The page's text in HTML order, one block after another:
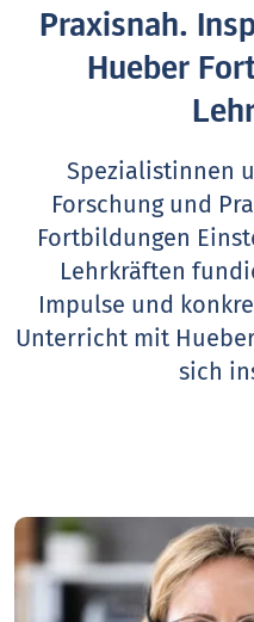
Praxisnah.
Hueber
Spezialistinnen
Forschung und
Fortbildungen
Lehrkräften
Impulse und
Unterricht mit
sich